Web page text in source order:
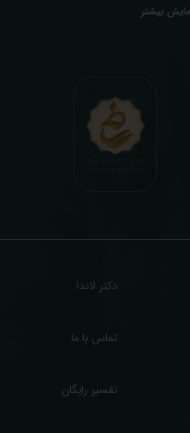
با تایید و مهر پزشک متخصص) میباشد.
بیمه ها، افزایش تمایل افراد به انجام آزمایش
و شخصی سازی شده) میگردد. تا درنهایت به
پیشرفته (دیر و زود داره سوخت و سوز
آنلاین به نتایج هیچ یک از کاربران بصورت
با درخواست و ارسال خود کاربر انجام
بیشتر
دکتر لاندا
تفسیر رایگان
تماس با ما